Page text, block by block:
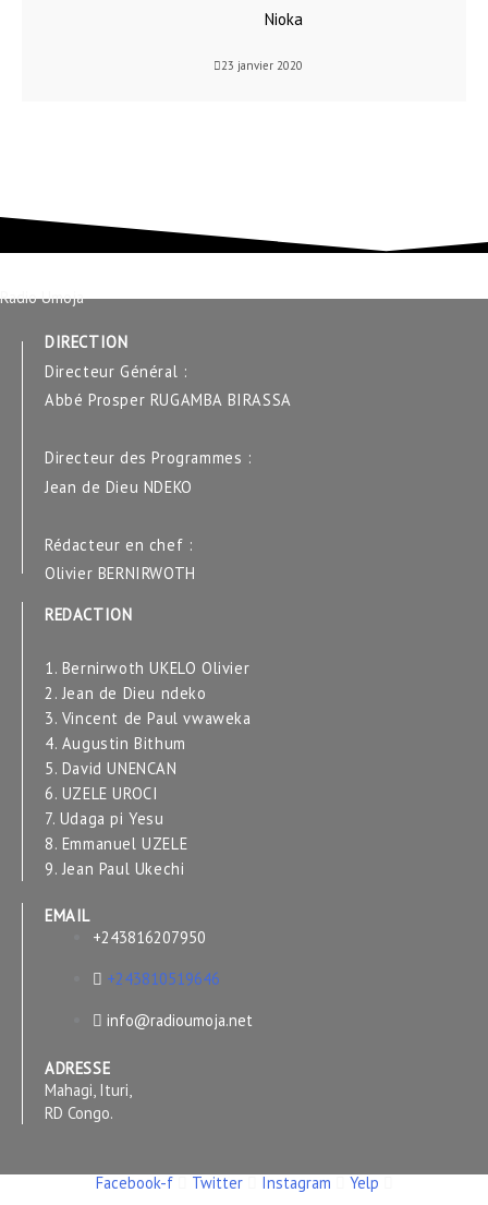
Nioka
23 janvier 2020
Radio Umoja
DIRECTION
Directeur Général :
Abbé Prosper RUGAMBA BIRASSA
Directeur des Programmes :
Jean de Dieu NDEKO
Rédacteur en chef :
Olivier BERNIRWOTH
REDACTION
1. Bernirwoth UKELO Olivier
2. Jean de Dieu ndeko
3. Vincent de Paul vwaweka
4. Augustin Bithum
5. David UNENCAN
6. UZELE UROCI
7. Udaga pi Yesu
8. Emmanuel UZELE
9. Jean Paul Ukechi
EMAIL
+243816207950
+243810519646
info@radioumoja.net
ADRESSE
Mahagi, Ituri,
RD Congo.
Facebook-f Twitter Instagram Yelp